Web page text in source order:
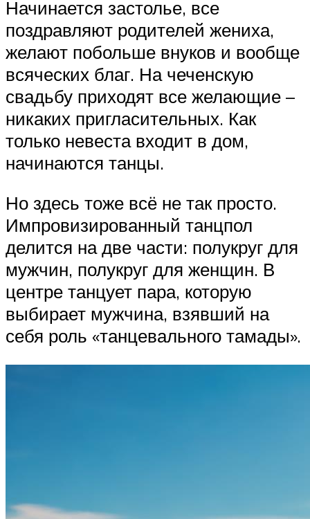
Начинается застолье, все
поздравляют родителей жениха,
желают побольше внуков и вообще
всяческих благ. На чеченскую
свадьбу приходят все желающие –
никаких пригласительных. Как
только невеста входит в дом,
начинаются танцы.
Но здесь тоже всё не так просто.
Импровизированный танцпол
делится на две части: полукруг для
мужчин, полукруг для женщин. В
центре танцует пара, которую
выбирает мужчина, взявший на
себя роль «танцевального тамады».